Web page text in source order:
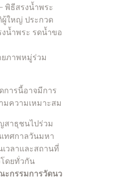
พิธีสรงน้ำพระ
ใหญ่ ประกวด
งน้ำพระ รดน้ำขอ
หมู่ร่วม
การนี้อาจมีการ
มความเหมาะสม
สาธุชนไปร่วม
ทศกาลวันมหา
เวลาและสถานที่
ดยทั่วกัน
กรรมการวัดนว